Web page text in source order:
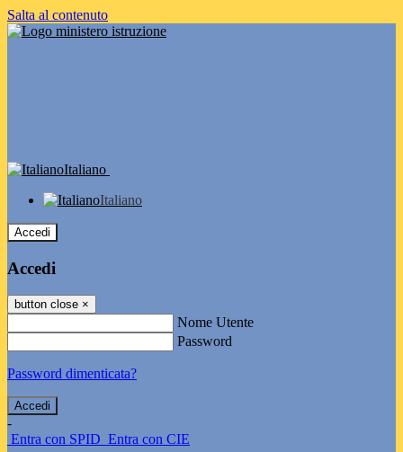
Salta al contenuto
Italiano
Italiano
Accedi
Accedi
button close ×
Nome Utente
Password
Password dimenticata?
-
Entra con SPID Entra con CIE